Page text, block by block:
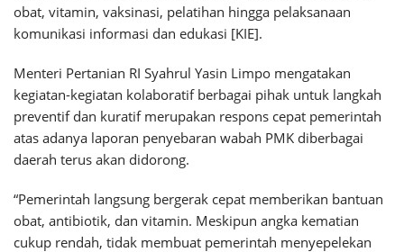
obat, vitamin, vaksinasi, pelatihan hingga pelaksanaan
komunikasi informasi dan edukasi [KIE].
Menteri Pertanian RI Syahrul Yasin Limpo mengatakan
kegiatan-kegiatan kolaboratif berbagai pihak untuk langkah
preventif dan kuratif merupakan respons cepat pemerintah
atas adanya laporan penyebaran wabah PMK diberbagai
daerah terus akan didorong.
“Pemerintah langsung bergerak cepat memberikan bantuan
obat, antibiotik, dan vitamin. Meskipun angka kematian
cukup rendah, tidak membuat pemerintah menyepelekan